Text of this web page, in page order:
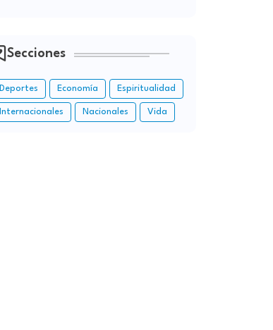
Secciones
Deportes Economía Espiritualidad
Internacionales Nacionales Vida